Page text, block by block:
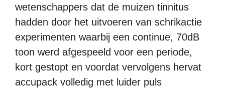
wetenschappers dat de muizen tinnitus
hadden door het uitvoeren van schrikactie
experimenten waarbij een continue, 70dB
toon werd afgespeeld voor een periode,
kort gestopt en voordat vervolgens hervat
accupack volledig met luider puls